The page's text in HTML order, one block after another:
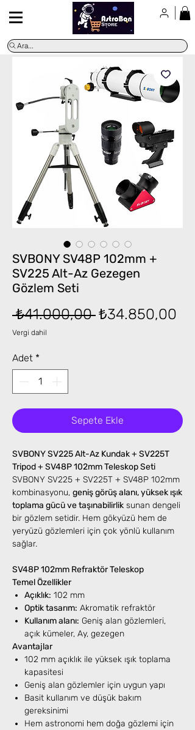
Ara...
SVBONY SV48P 102mm +
SV225 Alt-Az Gezegen
Gözlem Seti
₺41.000,00 Normal
₺34.850,00
Vergi dahil
Adet *
Sepete Ekle
SVBONY SV225 Alt-Az Kundak + SV225T
Tripod + SV48P 102mm Teleskop Seti
SVBONY SV225 + SV225T + SV48P 102mm
kombinasyonu, geniş görüş alanı, yüksek ışık
toplama gücü ve taşınabilirlik sunan dengeli
bir gözlem setidir. Hem gökyüzü hem de
yeryüzü gözlemleri için çok yönlü kullanım
sağlar.
SV48P 102mm Refraktör Teleskop
Temel Özellikler
Açıklık: 102 mm
Optik tasarım: Akromatik refraktör
Kullanım alanı: Geniş alan gözlemleri,
açık kümeler, Ay, gezegen
Avantajlar
102 mm açıklık ile yüksek ışık toplama
kapasitesi
Geniş alan gözlemler için uygun yapı
Basit kullanım ve düşük bakım
gereksinimi
Hem astronomi hem doğa gözlemi için